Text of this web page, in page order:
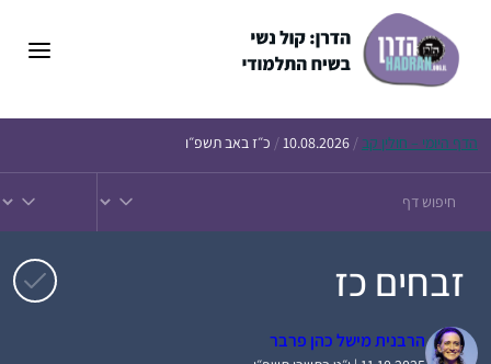
הדף היומי – חולין קב /
10.08.2026
/ כ״ז באב תשפ״ו
זבחים כז
הרבנית מישל כהן פרבר